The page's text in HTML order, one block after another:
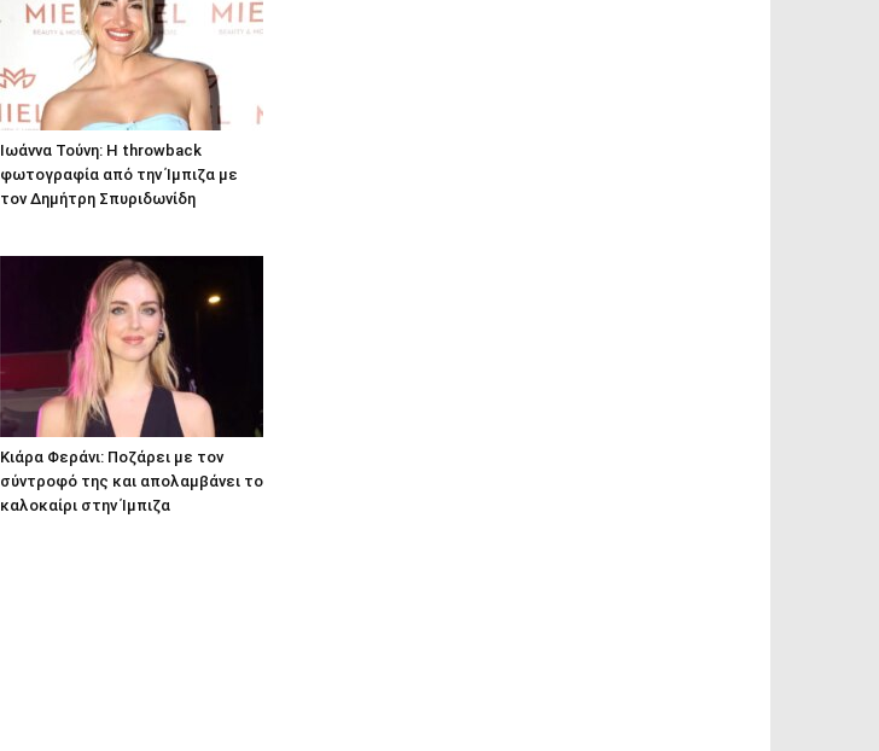
Ιωάννα Τούνη: Η throwback
φωτογραφία από την Ίμπιζα με
τον Δημήτρη Σπυριδωνίδη
Κιάρα Φεράνι: Ποζάρει με τον
σύντροφό της και απολαμβάνει το
καλοκαίρι στην Ίμπιζα